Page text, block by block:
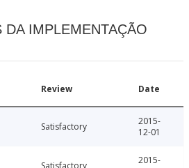
DA IMPLEMENTAÇÃO
Review Date
Satisfactory
2015-
12-01
2015-